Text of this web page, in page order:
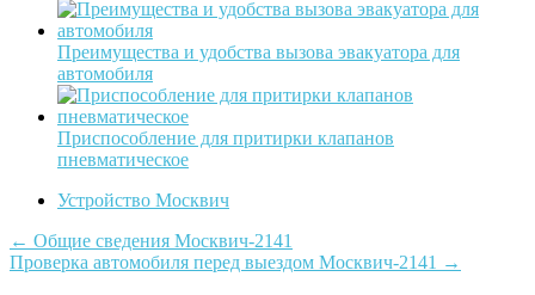
Преимущества и удобства вызова эвакуатора для
автомобиля
Приспособление для притирки клапанов
пневматическое
Устройство Москвич
Post
navigation
← Общие сведения Москвич-2141
Проверка автомобиля перед выездом Москвич-2141 →